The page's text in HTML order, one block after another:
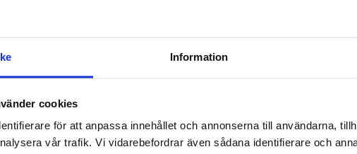
Information
cookies
för att anpassa innehållet och annonserna till användarna,
vår trafik. Vi vidarebefordrar även sådana identifierare och
LIVE CHAT
Skal & LCD Display